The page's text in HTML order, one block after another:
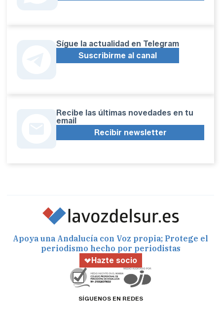
Sígue la actualidad en Telegram
Suscribirme al canal
Recibe las últimas novedades en tu
email
Recibir newsletter
Apoya una Andalucía con Voz propia; Protege el
periodismo hecho por periodistas
Hazte socio
SÍGUENOS EN REDES